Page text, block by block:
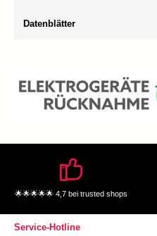
Datenblätter
🌟🌟🌟🌟🌟 4,7 bei trusted shops
Service-Hotline